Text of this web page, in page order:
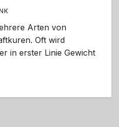
Arten von
Oft wird
in erster Linie Gewicht